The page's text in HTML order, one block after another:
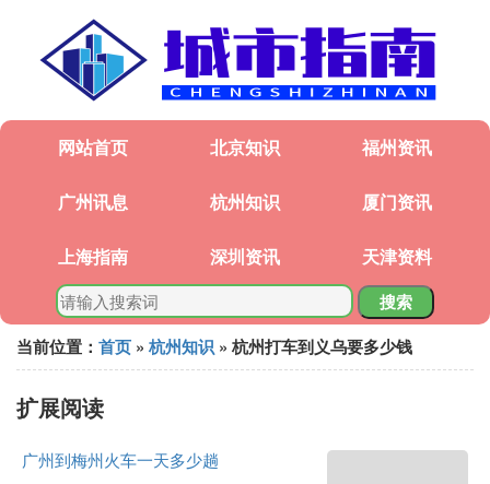
网站首页 北京知识 福州资讯
广州讯息 杭州知识 厦门资讯
上海指南 深圳资讯 天津资料
搜索
当前位置： 首页 » 杭州知识 » 杭州打车到义乌要多少钱
扩展阅读
广州到梅州火车一天多少趟